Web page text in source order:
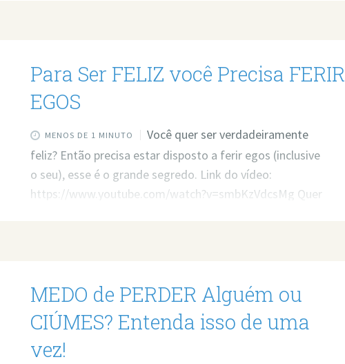
Para Ser FELIZ você Precisa FERIR
EGOS
MENOS DE 1 MINUTO
Você quer ser verdadeiramente
feliz? Então precisa estar disposto a ferir egos (inclusive
o seu), esse é o grande segredo. Link do vídeo:
https://www.youtube.com/watch?v=smbKzVdcsMg Quer
MEDO de PERDER Alguém ou
CIÚMES? Entenda isso de uma
vez!